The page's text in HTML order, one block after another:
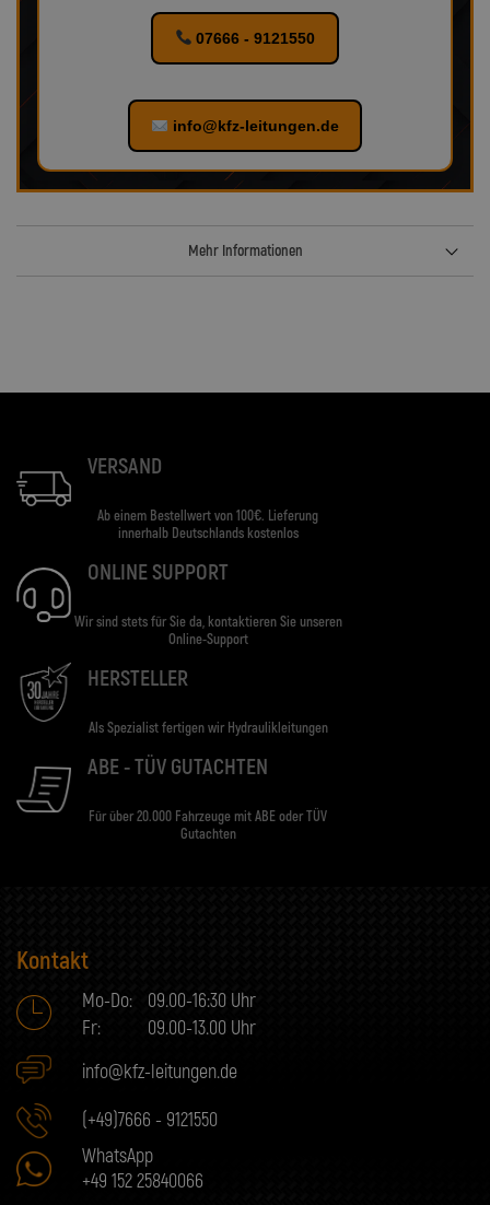
07666 - 9121550
info@kfz-leitungen.de
Mehr Informationen
VERSAND
Ab einem Bestellwert von 100€. Lieferung
innerhalb Deutschlands kostenlos
ONLINE SUPPORT
Wir sind stets für Sie da, kontaktieren Sie unseren
Online-Support
HERSTELLER
Als Spezialist fertigen wir Hydraulikleitungen
ABE - TÜV GUTACHTEN
Für über 20.000 Fahrzeuge mit ABE oder TÜV
Gutachten
Kontakt
Mo-Do:
09.00-16:30 Uhr
Fr:
09.00-13.00 Uhr
info@kfz-leitungen.de
(+49)7666 - 9121550
WhatsApp
+49 152 25840066